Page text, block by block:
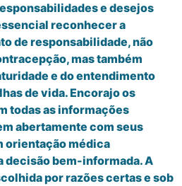
e desejos
reconhecer a
de responsabilidade, não
mas também
e do entendimento
de vida. Encorajo os
todas as informações
abertamente com seus
orientação médica
decisão bem-informada. A
por razões certas e sob